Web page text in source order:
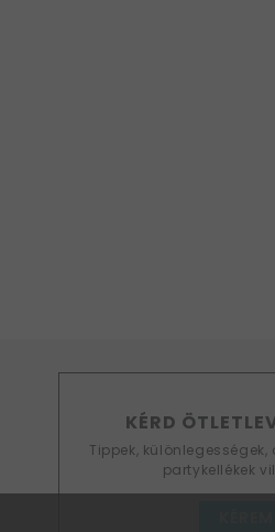
KÉRD
Tippek,
partykellékek